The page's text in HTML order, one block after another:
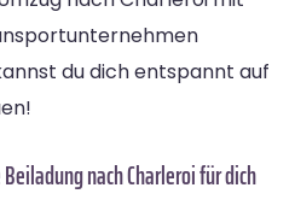
du dich entspannt auf
nach Charleroi für dich